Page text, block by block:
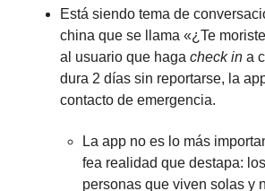
Está siendo tema de
china que se llama «¿Te
al usuario que haga check in a
dura 2 días sin reportarse, la
contacto de emergencia.
La app no es lo más
fea realidad que destapa:
personas que viven solas y